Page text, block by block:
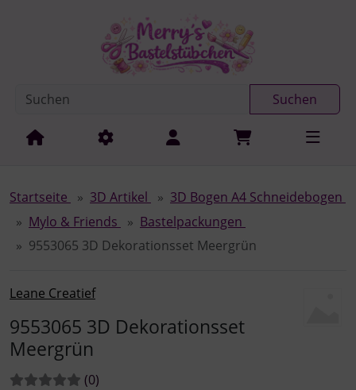
Springe zur Navigation
Suchen
Startseite 3D Artikel
3D Bogen A4 Schneidebogen
Mylo & Friends
Bastelpackungen
9553065 3D Dekorationsset Meergrün
Leane Creatief
9553065 3D Dekorationsset
Meergrün
Bewertungen:
(0Bewertungen
)